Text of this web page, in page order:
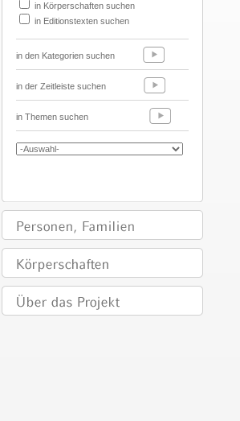
in Körperschaften suchen
in Editionstexten suchen
in den Kategorien suchen
in der Zeitleiste suchen
in Themen suchen